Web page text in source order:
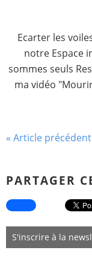
Ecarter les
notre Espace
sommes seuls
ma vidéo
« Article précédent
PARTAGER
S'inscrire à la